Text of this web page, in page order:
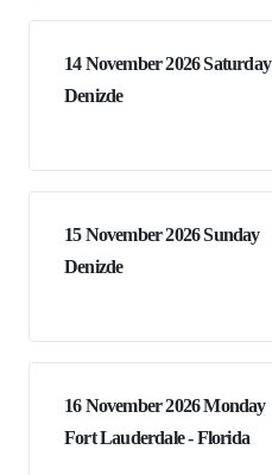
14 November 2026 Saturday
Denizde
15 November 2026 Sunday
Denizde
16 November 2026 Monday
Fort Lauderdale - Florida